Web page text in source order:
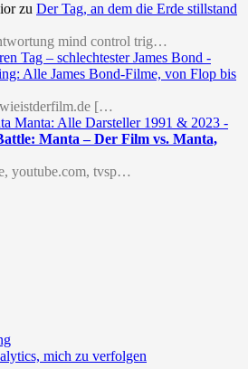
zu Der Tag, an dem die Erde stillstand
mind control trig…
Tag – schlechtester James Bond -
Alle James Bond-Filme, von Flop bis
[…
Manta: Alle Darsteller 1991 & 2023 -
Manta – Der Film vs. Manta,
youtube.com, tvsp…
mich zu verfolgen